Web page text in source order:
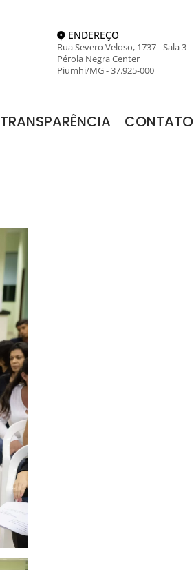
ENDEREÇO
Rua Severo Veloso, 1737 - Sala 3
Pérola Negra Center
Piumhi/MG - 37.925-000
TRANSPARÊNCIA CONTATO